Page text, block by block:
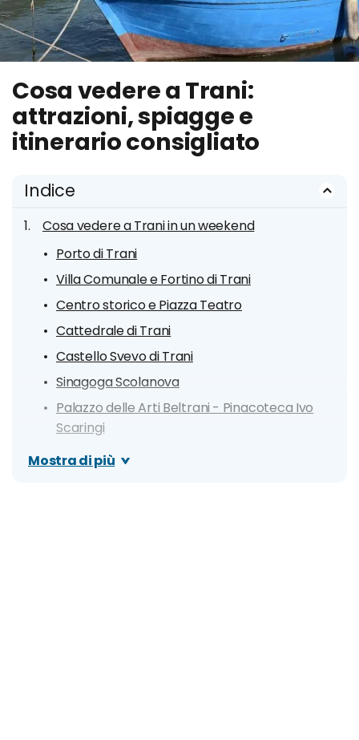
Cosa vedere a Trani:
attrazioni, spiagge e
itinerario consigliato
Indice
Cosa vedere a Trani in un weekend
Porto di Trani
Villa Comunale e Fortino di Trani
Centro storico e Piazza Teatro
Cattedrale di Trani
Castello Svevo di Trani
Sinagoga Scolanova
Palazzo delle Arti Beltrani - Pinacoteca Ivo
Scaringi
Chiesa di Ognissanti
Mostra di più